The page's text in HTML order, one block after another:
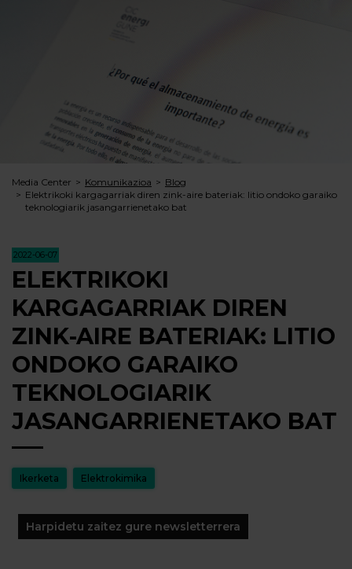
Media Center Komunikazioa
Blog
Elektrikoki kargagarriak diren zink-aire bateriak: litio ondoko garaiko
teknologiarik jasangarrienetako bat
2022-06-07
ELEKTRIKOKI
KARGAGARRIAK DIREN
ZINK-AIRE BATERIAK: LITIO
ONDOKO GARAIKO
TEKNOLOGIARIK
JASANGARRIENETAKO BAT
Ikerketa Elektrokimika
Harpidetu zaitez gure newsletterrera